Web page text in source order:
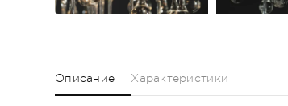
Описание Характеристики